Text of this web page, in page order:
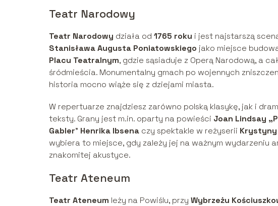
Teatr Narodowy
Teatr Narodowy działa od 1765 roku i jest najstarszą
Stanisława Augusta Poniatowskiego jako miejsce
Placu Teatralnym, gdzie sąsiaduje z Operą Narodową, a
śródmieścia. Monumentalny gmach po wojennych
historia mocno wiąże się z dziejami miasta.
W repertuarze znajdziesz zarówno polską klasykę, jak i
teksty. Grany jest m.in. oparty na powieści Joan Lindsay
Gabler” Henrika Ibsena czy spektakle w reżyserii
wybiera to miejsce, gdy zależy jej na ważnym
znakomitej akustyce.
Teatr Ateneum
Teatr Ateneum leży na Powiślu, przy Wybrzeżu